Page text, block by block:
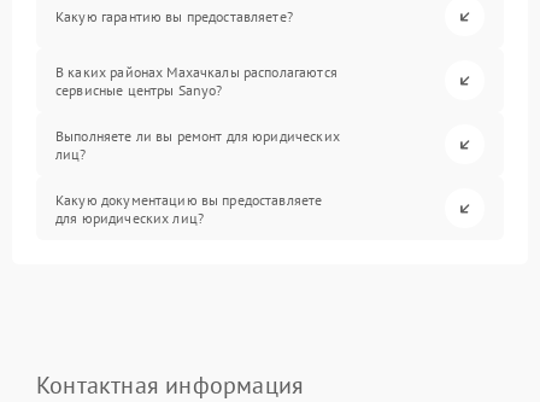
Какую гарантию вы предоставляете?
В каких районах Махачкалы располагаются
сервисные центры Sanyo?
Выполняете ли вы ремонт для юридических
лиц?
Какую документацию вы предоставляете
для юридических лиц?
Контактная информация